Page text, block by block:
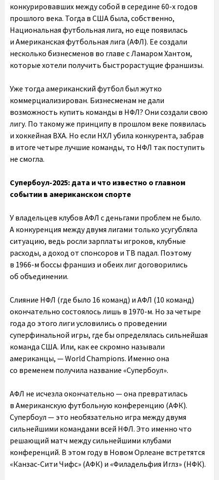
конкурировавших между собой в середине 60-х годов
прошлого века. Тогда в США была, собственно,
Национальная футбольная лига, но еще появилась
и Американская футбольная лига (АФЛ). Ее создали
несколько бизнесменов во главе с Ламаром Хантом,
которые хотели получить быстрорастущие франшизы.
Уже тогда американский футбол был жутко
коммерциализирован. Бизнесменам не дали
возможность купить команды в НФЛ? Они создали свою
лигу. По такому же принципу в прошлом веке появилась
и хоккейная ВХА. Но если НХЛ убила конкурента, забрав
в итоге четыре лучшие команды, то НФЛ так поступить
не смогла.
Супербоул-2025: дата и что известно о главном
событии в американском спорте
У владельцев клубов АФЛ с деньгами проблем не было.
А конкуренция между двумя лигами только усугубляла
ситуацию, ведь росли зарплаты игроков, клубные
расходы, а доход от спонсоров и ТВ падал. Поэтому
в 1966-м боссы франшиз и обеих лиг договорились
об объединении.
Слияние НФЛ (где было 16 команд) и АФЛ (10 команд)
окончательно состоялось лишь в 1970-м. Но за четыре
года до этого лиги условились о проведении
суперфинальной игры, где бы определялась сильнейшая
команда США. Или, как ее скромно называли
американцы, — World Champions. Именно она
со временем получила название «Супербоул».
АФЛ не исчезла окончательно — она превратилась
в Американскую футбольную конференцию (АФК).
Супербоул — это необязательно игра между двумя
сильнейшими командами всей НФЛ. Это именно что
решающий матч между сильнейшими клубами
конференций. В этом году в Новом Орлеане встретятся
«Канзас-Сити Чифс» (АФК) и «Филадельфия Иглз» (НФК).